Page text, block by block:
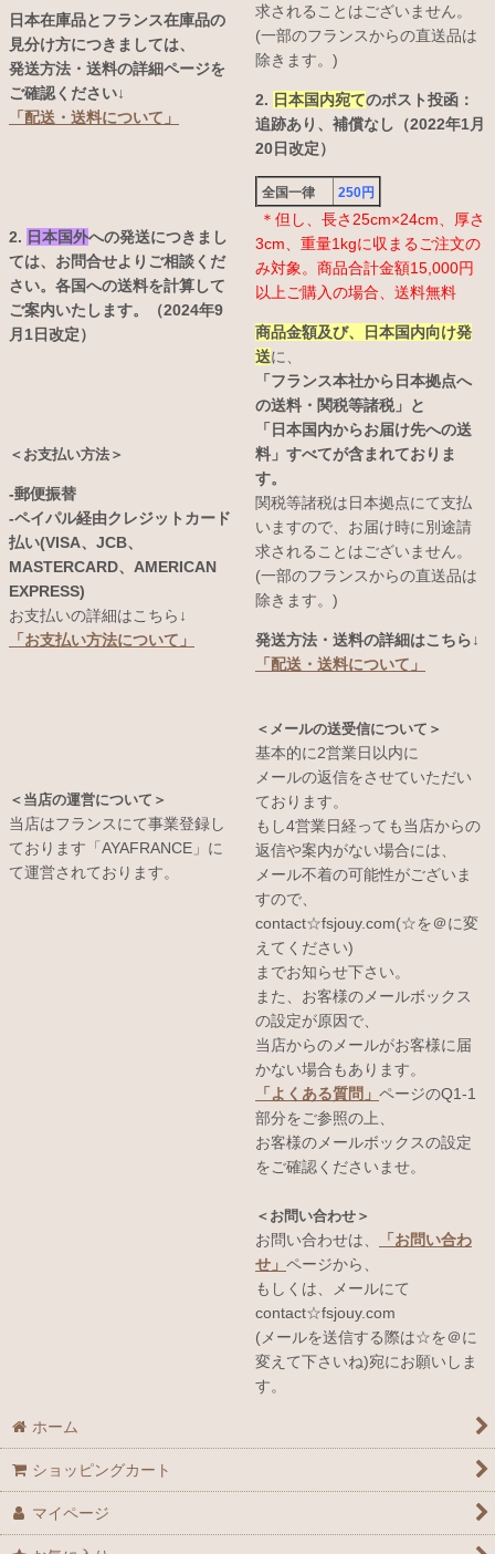
日本在庫品とフランス在庫品の
見分け方につきましては、
発送方法・送料の詳細ページを
ご確認ください↓
「配送・送料について」
2. 日本国外への発送につきまし
ては、お問合せよりご相談くだ
さい。各国への送料を計算して
ご案内いたします。（2024年9
月1日改定）
＜お支払い方法＞
-郵便振替
-ペイパル経由クレジットカード
払い(VISA、JCB、
MASTERCARD、AMERICAN
EXPRESS)
お支払いの詳細はこちら↓
「お支払い方法について」
＜当店の運営について＞
当店はフランスにて事業登録し
ております「AYAFRANCE」に
て運営されております。
求されることはございません。
(一部のフランスからの直送品は
除きます。)
2. 日本国内宛てのポスト投函：
追跡あり、補償なし（2022年1月
20日改定）
全国一律 250円
＊但し、長さ25cm×24cm、厚さ
3cm、重量1kgに収まるご注文の
み対象。商品合計金額15,000円
以上ご購入の場合、送料無料
商品金額及び、日本国内向け発
送に、
「フランス本社から日本拠点へ
の送料・関税等諸税」と
「日本国内からお届け先への送
料」すべてが含まれておりま
す。
関税等諸税は日本拠点にて支払
いますので、お届け時に別途請
求されることはございません。
(一部のフランスからの直送品は
除きます。)
発送方法・送料の詳細はこちら↓
「配送・送料について」
＜メールの送受信について＞
基本的に2営業日以内に
メールの返信をさせていただい
ております。
もし4営業日経っても当店からの
返信や案内がない場合には、
メール不着の可能性がございま
すので、
contact☆fsjouy.com(☆を＠に変
えてください)
までお知らせ下さい。
また、お客様のメールボックス
の設定が原因で、
当店からのメールがお客様に届
かない場合もあります。
「よくある質問」 ページのQ1-1
部分をご参照の上、
お客様のメールボックスの設定
をご確認くださいませ。
＜お問い合わせ＞
お問い合わせは、
「お問い合わ
せ」 ページから、
もしくは、メールにて
contact☆fsjouy.com
(メールを送信する際は☆を＠に
変えて下さいね)宛にお願いしま
す。
ホーム
ショッピングカート
マイページ